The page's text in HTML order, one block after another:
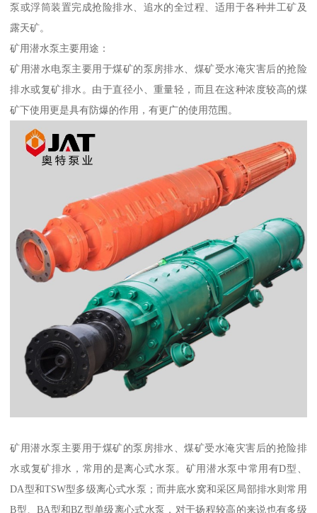
泵或浮筒装置完成抢险排水、追水的全过程、适用于各种井工矿及
露天矿。
矿用潜水泵主要用途：
矿用潜水电泵主要用于煤矿的泵房排水、煤矿受水淹灾害后的抢险
排水或复矿排水。由于直径小、重量轻，而且在这种浓度较高的煤
矿下使用更是具有防爆的作用，有更广的使用范围。
矿用潜水泵主要用于煤矿的泵房排水、煤矿受水淹灾害后的抢险排
水或复矿排水，常用的是离心式水泵。矿用潜水泵中常用有D型、
DA型和TSW型多级离心式水泵；而井底水窝和采区局部排水则常用
B型、BA型和BZ型单级离心式水泵，对于扬程较高的来说也有多级